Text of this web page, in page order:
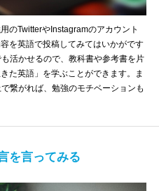
のTwitterやInstagramのアカウント
を英語で投稿してみてはいかがです
活かせるので、教科書や参考書を片
た英語」を学ぶことができます。ま
繋がれば、勉強のモチベーションも
を言ってみる